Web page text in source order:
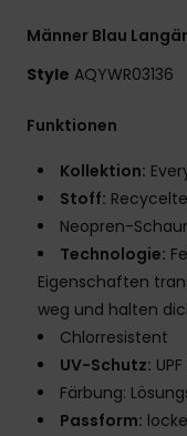
Männer Blau
Style AQYWR03136
Funktionen
Kollektion:
Stoff:
Neopren-
Technologie:
Eigenschaften
weg und halten
Chlorresistent
UV-Schutz:
Färbung:
Passform: